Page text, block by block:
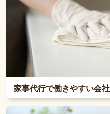
家事代行で働きやすい会